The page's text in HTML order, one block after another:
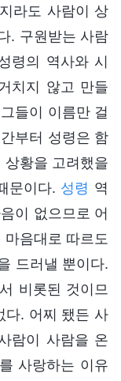
라도 사람이 상
. 구원받는 사람
령의 역사와 시
치지 않고 만들
들이 이름만 걸
부터 성령은 함
황을 고려했을
문이다. 성령 역
이 없으므로 어
음대로 따르도
드러낼 뿐이다.
비롯된 것이므
다. 어찌 됐든 사
람이 사람을 온
사랑하는 이유